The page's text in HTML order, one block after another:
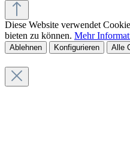
Diese Website verwendet
bieten zu können. Mehr
Ablehnen Konfigurieren Alle